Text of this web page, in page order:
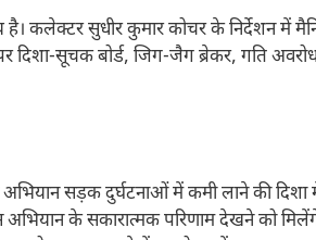
है। कलेक्टर सुधीर कुमार कोचर के निर्देशन में
दिशा-सूचक बोर्ड, जिग-जैग ब्रेकर, गति
अभियान सड़क दुर्घटनाओं में कमी लाने की दिशा
अभियान के सकारात्मक परिणाम देखने को